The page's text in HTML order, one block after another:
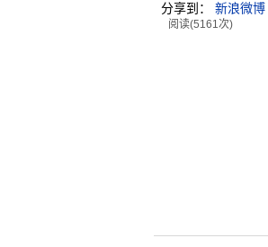
分享到： 新浪微博
阅读(5161次)